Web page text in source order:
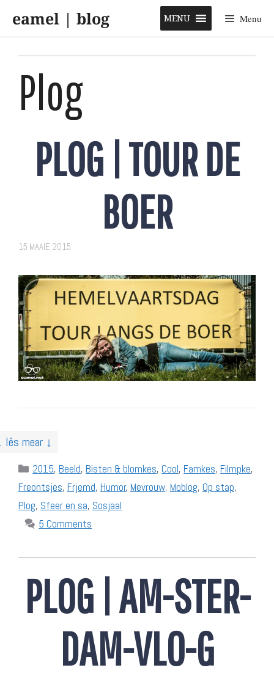
content
eamel | blog Menu
MENU
Plog
PLOG | TOUR DE
BOER
15 MAAIE 2015
lês mear ↓
Categories
2015, Beeld, Bisten & blomkes, Cool, Famkes, Filmpke,
Freontsjes, Frjemd, Humor, Mevrouw, Moblog, Op stap,
Plog, Sfeer en sa, Sosjaal
5 Comments
PLOG | AM-STER-
DAM-VLO-G